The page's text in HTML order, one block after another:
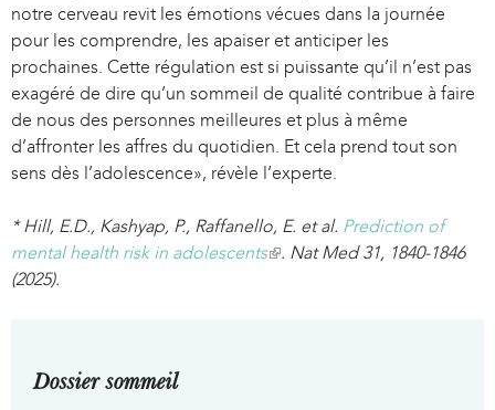
notre cerveau revit les émotions vécues dans la journée
pour les comprendre, les apaiser et anticiper les
prochaines. Cette régulation est si puissante qu’il n’est pas
exagéré de dire qu’un sommeil de qualité contribue à faire
de nous des personnes meilleures et plus à même
d’affronter les affres du quotidien. Et cela prend tout son
sens dès l’adolescence», révèle l’experte.
* Hill, E.D., Kashyap, P., Raffanello, E. et al. Prediction of
mental health risk in adolescents( . Nat Med 31, 1840-1846
(2025).
Dossier sommeil